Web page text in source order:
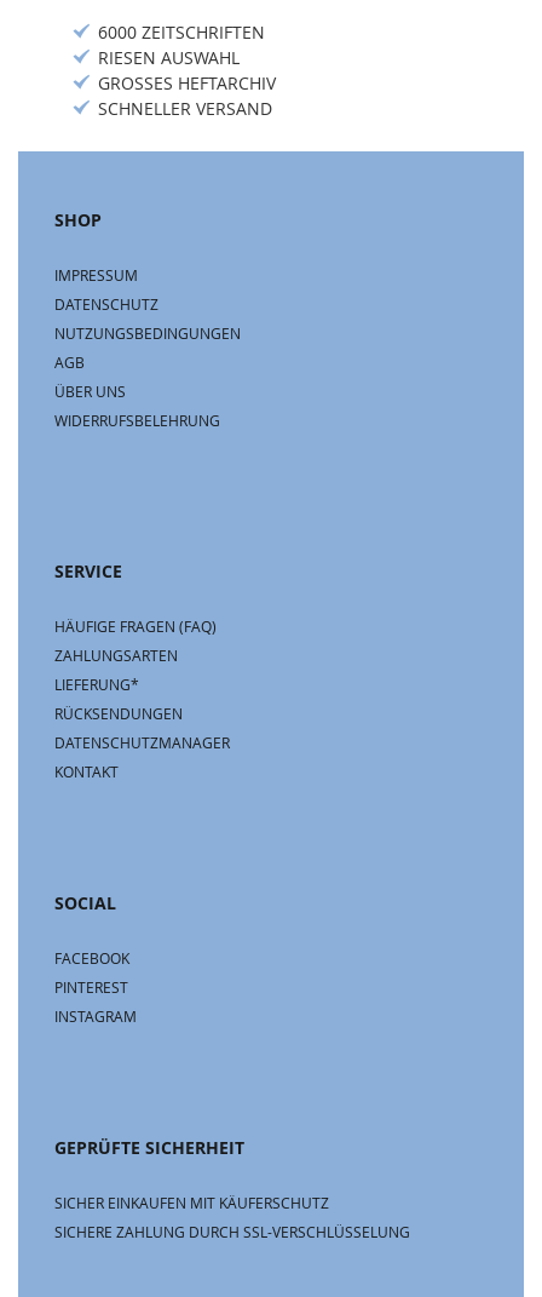
6000 ZEITSCHRIFTEN
RIESEN AUSWAHL
GROSSES HEFTARCHIV
SCHNELLER VERSAND
SHOP
IMPRESSUM
DATENSCHUTZ
NUTZUNGSBEDINGUNGEN
AGB
ÜBER UNS
WIDERRUFSBELEHRUNG
SERVICE
HÄUFIGE FRAGEN (FAQ)
ZAHLUNGSARTEN
LIEFERUNG*
RÜCKSENDUNGEN
DATENSCHUTZMANAGER
KONTAKT
SOCIAL
FACEBOOK
PINTEREST
INSTAGRAM
GEPRÜFTE SICHERHEIT
SICHER EINKAUFEN MIT KÄUFERSCHUTZ
SICHERE ZAHLUNG DURCH SSL-VERSCHLÜSSELUNG